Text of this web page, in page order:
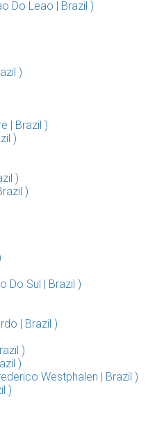
Do Leao | Brazil )
)
| Brazil )
)
)
)
Do Sul | Brazil )
| Brazil )
)
)
Westphalen | Brazil )
)